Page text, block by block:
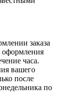
заказа
оформления
часа.
вашего
после
по